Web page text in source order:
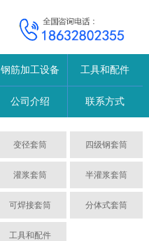
钢筋加工设备 工具和配件
公司介绍 联系方式
变径套筒 四级钢套筒
灌浆套筒 半灌浆套筒
可焊接套筒 分体式套筒
工具和配件